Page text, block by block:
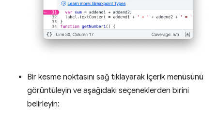
Bir kesme noktasını sağ tıklayarak içerik menüsünü
görüntüleyin ve aşağıdaki seçeneklerden birini
belirleyin: